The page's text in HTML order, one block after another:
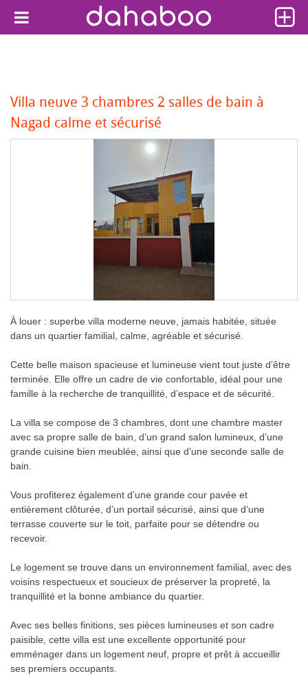
Villa neuve 3 chambres 2 salles de bain à
Nagad calme et sécurisé
À louer : superbe villa moderne neuve, jamais habitée, située
dans un quartier familial, calme, agréable et sécurisé.
Cette belle maison spacieuse et lumineuse vient tout juste d’être
terminée. Elle offre un cadre de vie confortable, idéal pour une
famille à la recherche de tranquillité, d’espace et de sécurité.
La villa se compose de 3 chambres, dont une chambre master
avec sa propre salle de bain, d’un grand salon lumineux, d’une
grande cuisine bien meublée, ainsi que d’une seconde salle de
bain.
Vous profiterez également d’une grande cour pavée et
entièrement clôturée, d’un portail sécurisé, ainsi que d’une
terrasse couverte sur le toit, parfaite pour se détendre ou
recevoir.
Le logement se trouve dans un environnement familial, avec des
voisins respectueux et soucieux de préserver la propreté, la
tranquillité et la bonne ambiance du quartier.
Avec ses belles finitions, ses pièces lumineuses et son cadre
paisible, cette villa est une excellente opportunité pour
emménager dans un logement neuf, propre et prêt à accueillir
ses premiers occupants.